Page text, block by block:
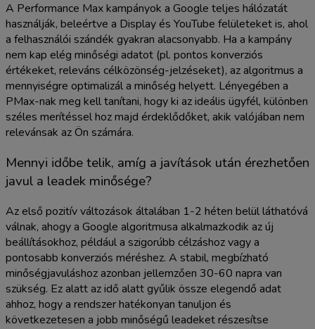
A Performance Max kampányok a Google teljes hálózatát
használják, beleértve a Display és YouTube felületeket is, ahol
a felhasználói szándék gyakran alacsonyabb. Ha a kampány
nem kap elég minőségi adatot (pl. pontos konverziós
értékeket, releváns célközönség-jelzéseket), az algoritmus a
mennyiségre optimalizál a minőség helyett. Lényegében a
PMax-nak meg kell tanítani, hogy ki az ideális ügyfél, különben
széles merítéssel hoz majd érdeklődőket, akik valójában nem
relevánsak az Ön számára.
Mennyi időbe telik, amíg a javítások után érezhetően
javul a leadek minősége?
Az első pozitív változások általában 1-2 héten belül láthatóvá
válnak, ahogy a Google algoritmusa alkalmazkodik az új
beállításokhoz, például a szigorúbb célzáshoz vagy a
pontosabb konverziós méréshez. A stabil, megbízható
minőségjavuláshoz azonban jellemzően 30-60 napra van
szükség. Ez alatt az idő alatt gyűlik össze elegendő adat
ahhoz, hogy a rendszer hatékonyan tanuljon és
következetesen a jobb minőségű leadeket részesítse